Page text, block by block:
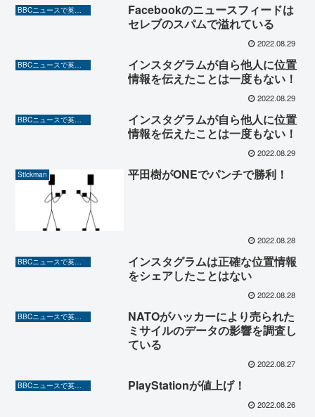
BBCニュースで英語を勉強しよう（TOEIC対策に！）
Facebookのニュースフィードは
セレブのスパムで溢れている
2022.08.29
BBCニュースで英語を勉強しよう（TOEIC対策に！）
インスタグラムが自ら他人に位置
情報を伝えたことは一度もない！
2022.08.29
BBCニュースで英語を勉強しよう（TOEIC対策に！）
インスタグラムが自ら他人に位置
情報を伝えたことは一度もない！
2022.08.29
Stickman 平田樹がONEでパンチで勝利！
2022.08.28
BBCニュースで英語を勉強しよう（TOEIC対策に！）
インスタグラムは正確な位置情報
をシェアしたことはない
2022.08.28
BBCニュースで英語を勉強しよう（TOEIC対策に！）
NATOがハッカーにより売られた
ミサイルのデータの影響を調査し
ている
2022.08.27
BBCニュースで英語を勉強しよう（TOEIC対策に！） PlayStationが値上げ！
2022.08.26